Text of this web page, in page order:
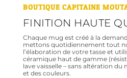
BOUTIQUE CAPITAINE
FINITION HAUTE
Chaque mug est créé à la
mettons quotidiennement tout
l’élaboration de votre tasse et
céramique haut de gamme
lave vaisselle – sans altération du
et des couleurs.